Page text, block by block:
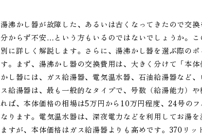
湯沸かし器が故障した、あるいは古くなってきたので交
分からず不安…という方もいるのではないでしょうか。
別に詳しく解説します。さらに、湯沸かし器を選ぶ際の
す。まず、湯沸かし器の交換費用は、大きく分けて「本
かし器には、ガス給湯器、電気温水器、石油給湯器など
ス給湯器は、最も一般的なタイプで、号数（給湯能力）
れば、本体価格の相場は5万円から10万円程度、24号の
なります。電気温水器は、深夜電力などを利用してお湯
ますが、本体価格はガス給湯器よりも高めです。370リ